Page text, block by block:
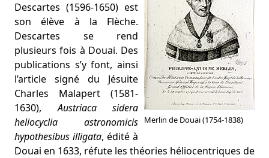
Merlin de Douai (1754-1838)
Descartes (1596-1650) est
son élève à la Flèche.
Descartes se rend
plusieurs fois à Douai. Des
publications s’y font, ainsi
l’article signé du Jésuite
Charles Malapert (1581-
1630),Austriaca sidera
heliocyclia astronomicis
hypothesibus illigata, édité à
Douai en 1633, réfute les théories héliocentriques de